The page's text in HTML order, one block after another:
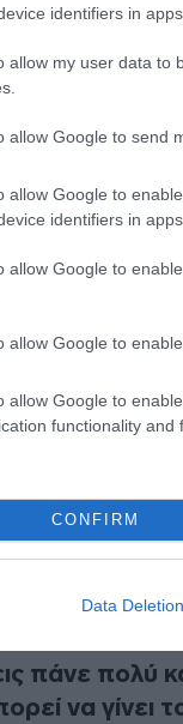
identifiers in apps.
allow my user data to
allow Google to send
allow Google to
identifiers in apps.
allow Google to
allow Google to
allow Google to
functionality and
CONFIRM
Data Deletion
του
του
υπό τον
ανακοίνωση
υπό
σε πλήρη
Γραφείο.
πάνε πολύ
να γίνει